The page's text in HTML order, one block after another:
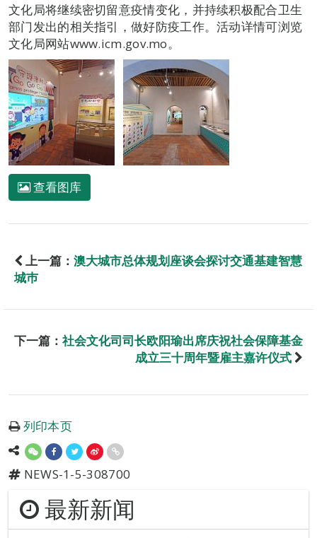
文化局将继续密切留意疫情变化，并持续积极配合卫生
部门发出的相关指引，做好防疫工作。活动详情可浏览
文化局网站www.icm.gov.mo。
查看图库
上一篇： 澳大城市总体规划座谈会探讨交通基建智慧
城巿
下一篇： 社会文化司司长欧阳瑜出席庆祝社会保障基金
成立三十周年暨雇主嘉许仪式
列印本页
NEWS-1-5-308700
最新新闻